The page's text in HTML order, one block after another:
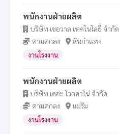
พนักงานฝ่ายผลิต
บริษัท เชอวาล เทคโนโลยี่ จำกัด
ตามตกลง
สันกำแพง
งานโรงงาน
พนักงานฝ่ายผลิต
บริษัท เดอะ โวลคาโน่ จำกัด
ตามตกลง
แม่ริม
งานโรงงาน